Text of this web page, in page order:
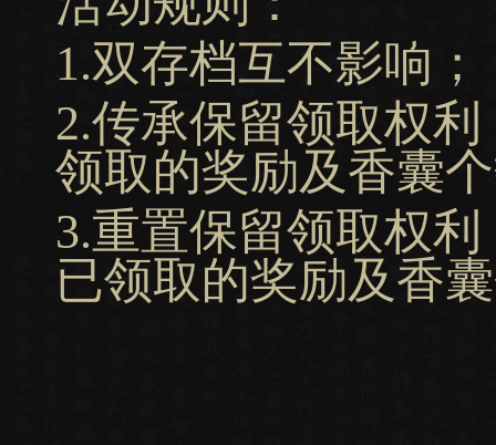
1.双存档互不影响；
2.传承保留领取权
领取的奖励及香囊
3.重置保留领取权
已领取的奖励及香